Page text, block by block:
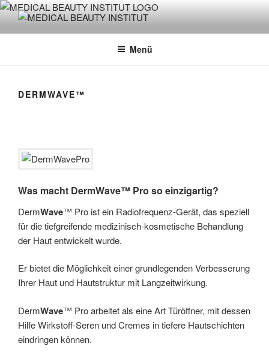
Zum
Inhalt
springenMEDICAL BEAUTY INSTITUT
by Josephin Gühne
Menü
DERMWAVE™
Was macht DermWave™ Pro so einzigartig?
DermWave™ Pro ist ein Radiofrequenz-Gerät, das speziell
für die tiefgreifende medizinisch-kosmetische Behandlung
der Haut entwickelt wurde.
Er bietet die Möglichkeit einer grundlegenden Verbesserung
Ihrer Haut und Hautstruktur mit Langzeitwirkung.
DermWave™ Pro arbeitet als eine Art Türöffner, mit dessen
Hilfe Wirkstoff-Seren und Cremes in tiefere Hautschichten
eindringen können.